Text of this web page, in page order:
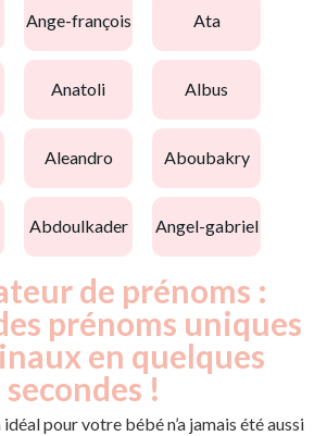
ange-françois ata
anatoli albus
aleandro aboubakry
abdoulkader angel-gabriel
de prénoms :
prénoms uniques
en quelques
secondes !
pour votre bébé n’a jamais été aussi